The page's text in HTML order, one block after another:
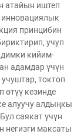
атайын иштеп
принцибин
учуп
кийим-
адамдар үчүн
токтоп
өтүү кезинде
алуучу алдыңкы
саякат үчүн
максаты